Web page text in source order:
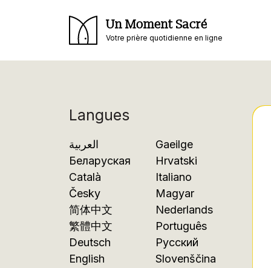
Un Moment Sacré
Votre prière quotidienne en ligne
Langues
العربية
Беларуская
Català
Česky
简体中文
繁體中文
Deutsch
English
Gaeilge
Hrvatski
Italiano
Magyar
Nederlands
Português
Русский
Slovenščina